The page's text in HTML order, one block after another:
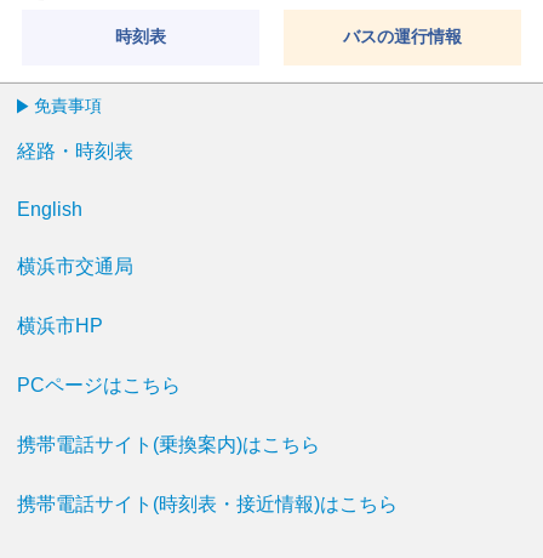
時刻表 バスの運行情報
免責事項
経路・時刻表
English
横浜市交通局
横浜市HP
PCページはこちら
携帯電話サイト(乗換案内)はこちら
携帯電話サイト(時刻表・接近情報)はこちら